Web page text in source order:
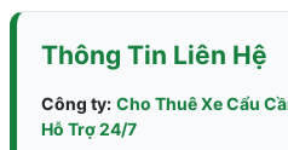
Thông Tin Liên Hệ
Công ty: Cho Thuê Xe Cẩu
Hỗ Trợ 24/7